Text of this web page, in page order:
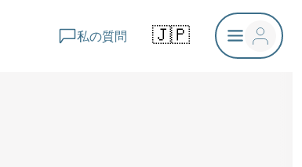
私の質問 🇯🇵